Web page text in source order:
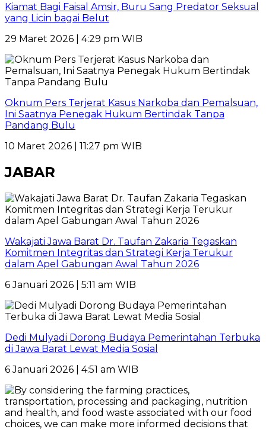
Kiamat Bagi Faisal Amsir, Buru Sang Predator Seksual
yang Licin bagai Belut
29 Maret 2026 | 4:29 pm WIB
Oknum Pers Terjerat Kasus Narkoba dan Pemalsuan,
Ini Saatnya Penegak Hukum Bertindak Tanpa
Pandang Bulu
10 Maret 2026 | 11:27 pm WIB
JABAR
Wakajati Jawa Barat Dr. Taufan Zakaria Tegaskan
Komitmen Integritas dan Strategi Kerja Terukur
dalam Apel Gabungan Awal Tahun 2026
6 Januari 2026 | 5:11 am WIB
Dedi Mulyadi Dorong Budaya Pemerintahan Terbuka
di Jawa Barat Lewat Media Sosial
6 Januari 2026 | 4:51 am WIB